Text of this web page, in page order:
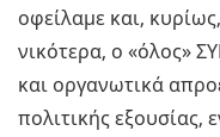
οφεί­λα­με και,
νι­κό­τε­ρα, ο «όλος»
και ορ­γα­νω­τι­κά
πο­λι­τι­κής